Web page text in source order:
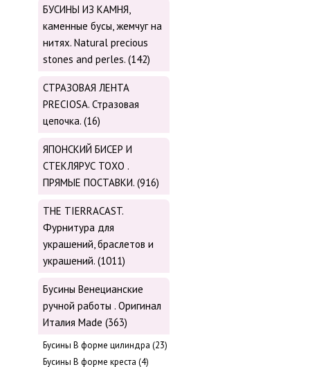
БУСИНЫ ИЗ КАМНЯ,
каменные бусы, жемчуг на
нитях. Natural precious
stones and perles. (142)
СТРАЗОВАЯ ЛЕНТА
PRECIOSA. Стразовая
цепочка. (16)
ЯПОНСКИЙ БИСЕР И
СТЕКЛЯРУС TOХО .
ПРЯМЫЕ ПОСТАВКИ. (916)
THE TIERRACAST.
Фурнитура для
украшений, браслетов и
украшений. (1011)
Бусины Венецианские
ручной работы . Оригинал
Италия Made (363)
Буcины В форме цилиндра (23)
Бусины В форме креста (4)